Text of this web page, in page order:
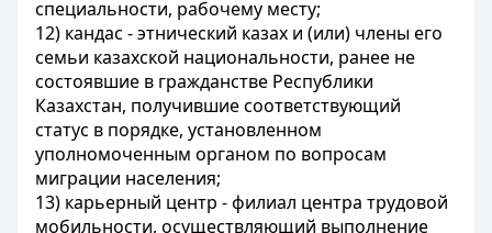
специальности, рабочему месту;
12) кандас - этнический казах и (или) члены его
семьи казахской национальности, ранее не
состоявшие в гражданстве Республики
Казахстан, получившие соответствующий
статус в порядке, установленном
уполномоченным органом по вопросам
миграции населения;
13) карьерный центр - филиал центра трудовой
мобильности, осуществляющий выполнение